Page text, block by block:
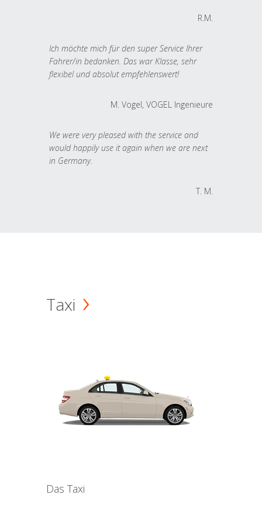
R.M.
Ich möchte mich für den super Service Ihrer
Fahrer/in bedanken. Das war Klasse, sehr
flexibel und absolut empfehlenswert!
M. Vogel, VOGEL Ingenieure
We were very pleased with the service and
would happily use it again when we are next
in Germany.
T. M.
Taxi
Das Taxi